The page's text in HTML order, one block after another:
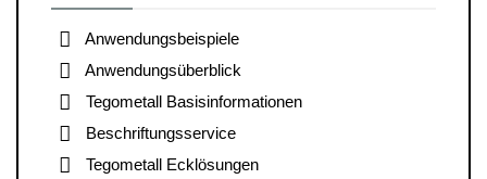
Anwendungsbeispiele
Anwendungsüberblick
Tegometall Basisinformationen
Beschriftungsservice
Tegometall Ecklösungen